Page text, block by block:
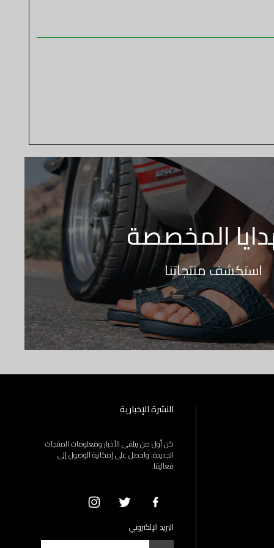
المخصصة
استكشف منتجاتنا
النشرة الإخبارية
كن أول من يتلقى الأخبار ومعلومات المنتجات
الجديدة، واحصل على إمكانية الوصول إلى
فعاليتنا.
البريد الإلكتروني